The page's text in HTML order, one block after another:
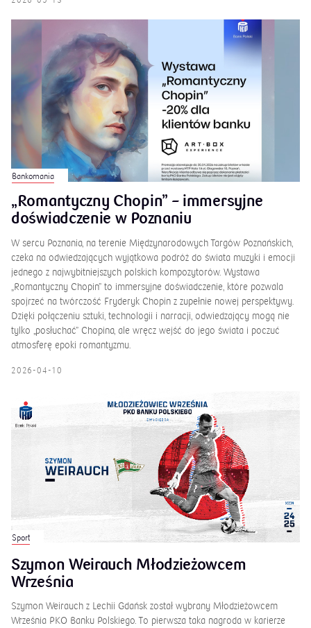
Bankomania
„Romantyczny Chopin” – immersyjne
doświadczenie w Poznaniu
W sercu Poznania, na terenie Międzynarodowych Targów Poznańskich,
czeka na odwiedzających wyjątkowa podróż do świata muzyki i emocji
jednego z najwybitniejszych polskich kompozytorów. Wystawa
„Romantyczny Chopin” to immersyjne doświadczenie, które pozwala
spojrzeć na twórczość Fryderyk Chopin z zupełnie nowej perspektywy.
Dzięki połączeniu sztuki, technologii i narracji, odwiedzający mogą nie
tylko „posłuchać” Chopina, ale wręcz wejść do jego świata i poczuć
atmosferę epoki romantyzmu.
2026-04-10
Sport
Szymon Weirauch Młodzieżowcem
Września
Szymon Weirauch z Lechii Gdańsk został wybrany Młodzieżowcem
Września PKO Banku Polskiego. To pierwsza taka nagroda w karierze